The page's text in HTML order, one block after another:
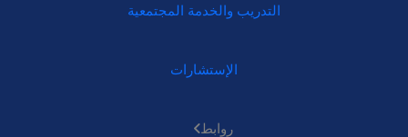
التدريب والخدمة المجتمعية
الإستشارات
روابط